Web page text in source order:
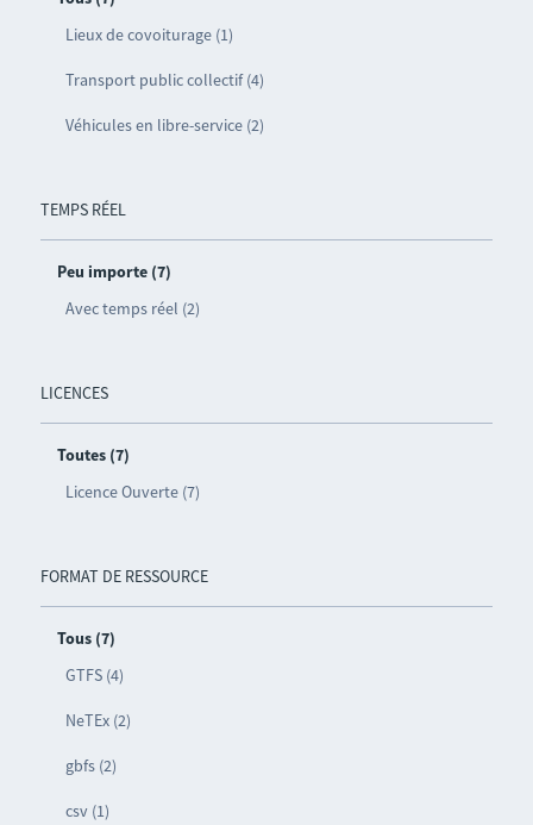
Lieux de covoiturage (1)
Transport public collectif (4)
Véhicules en libre-service (2)
TEMPS RÉEL
Peu importe (7)
Avec temps réel (2)
LICENCES
Toutes (7)
Licence Ouverte (7)
FORMAT DE RESSOURCE
Tous (7)
GTFS (4)
NeTEx (2)
gbfs (2)
csv (1)